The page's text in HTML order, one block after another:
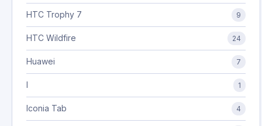
HTC Trophy 7 9
HTC Wildfire 24
Huawei 7
I 1
Iconia Tab 4